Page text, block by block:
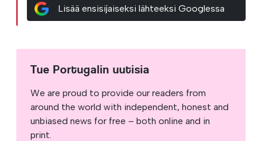
Lisää ensisijaiseksi lähteeksi Googlessa
Tue Portugalin uutisia
We are proud to provide our readers from
around the world with independent, honest and
unbiased news for free – both online and in
print.